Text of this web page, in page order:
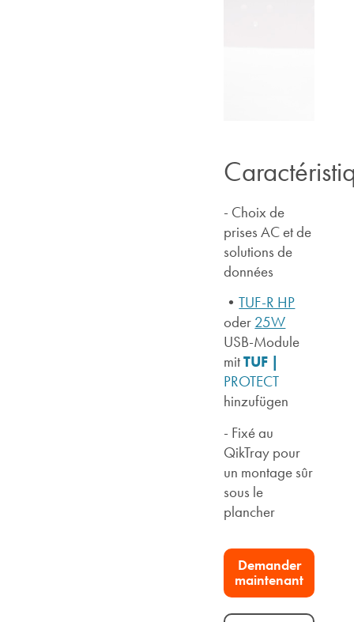
- Choix de
prises AC et de
solutions de
données
•TUF-R HP
oder 25W
USB-Module
mitTUF |
PROTECT
hinzufügen
- Fixé au
QikTray pour
un montage sûr
sous le
plancher
Demander
maintenant